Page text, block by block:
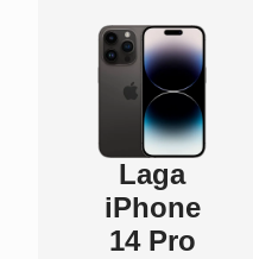
Laga
iPhone
14 Pro